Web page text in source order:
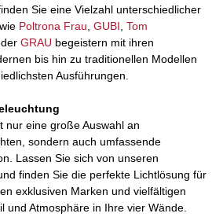
Sie eine Vielzahl unterschiedlicher
Poltrona Frau GUBI Tom
GRAU begeistern mit ihren
bis hin zu traditionellen Modellen
Ausführungen.
nur eine große Auswahl an
sondern auch umfassende
Lassen Sie sich von unseren
finden Sie die perfekte Lichtlösung für
exklusiven Marken und vielfältigen
und Atmosphäre in Ihre vier Wände.